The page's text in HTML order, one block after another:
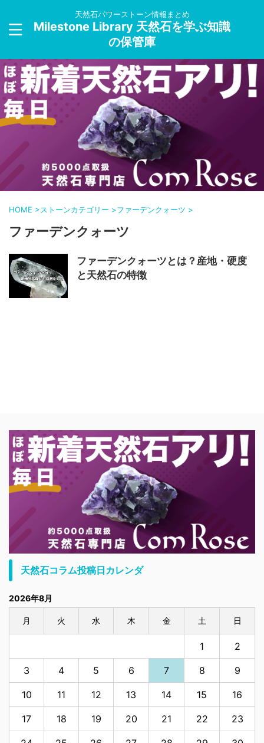
天然石パワーストーン情報まとめ
Milestone Library 天然石を学ぶ知識
の保管庫
HOME >ストーンカテゴリー >ファーデンクォーツ >
ファーデンクォーツ
ファーデンクォーツとは？産地・硬度
と天然石の特徴
天然石コラム投稿日カレンダ
2026年8月
月 火 水 木 金 土 日
1 2
3 4 5 6 7 8 9
10 11 12 13 14 15 16
17 18 19 20 21 22 23